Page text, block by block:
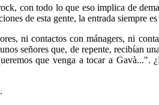
con todo lo que eso implica de
de esta gente, la entrada siempre
ni contactos con mánagers, ni
señores que, de repente, recibían
que venga a tocar a Gavà...".